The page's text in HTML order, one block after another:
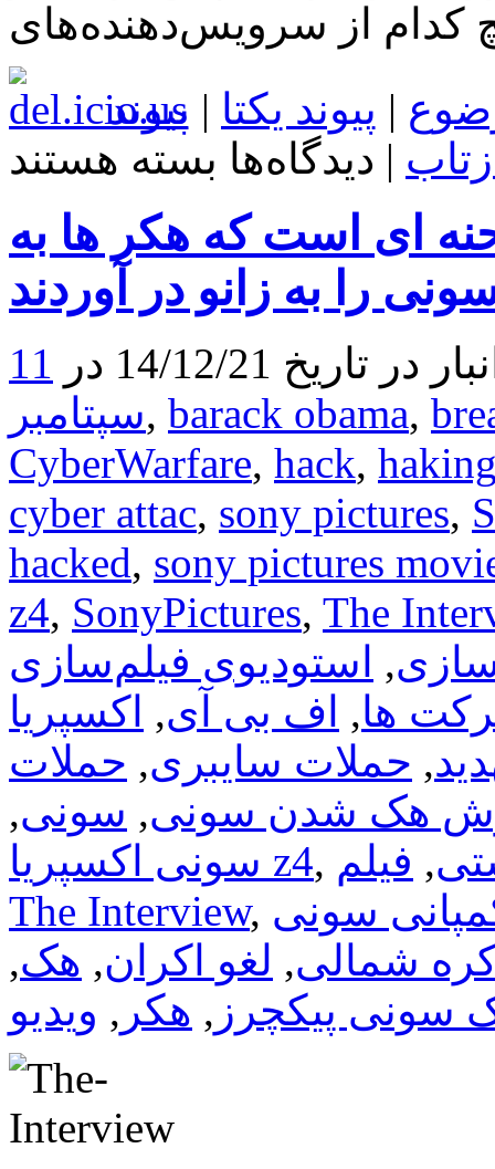
| پیوند یکتا | پیوند
| دیدگاه‌هابرای
حمایت
آمریکایی
از
سونی
در
پخش
فیلم
The
بسته هستند
ای است که هکر ها به
14/12/21 در
11
سپتامبر, barack obama,
CyberWarfare, hack,
cyber attac, sony pictures,
hacked, sony pictures
z4, SonyPictures, The
,
استودیوی فیلم‌سازی
ها, اف بی آی,
, حملات سایبری, حملات
هک شدن سونی, سونی,
سونی اکسپریا z4, , فیلم
The Interview, سونی
شمالی, لغو اکران, هک,
سونی پیکچرز , هکر , ویدیو